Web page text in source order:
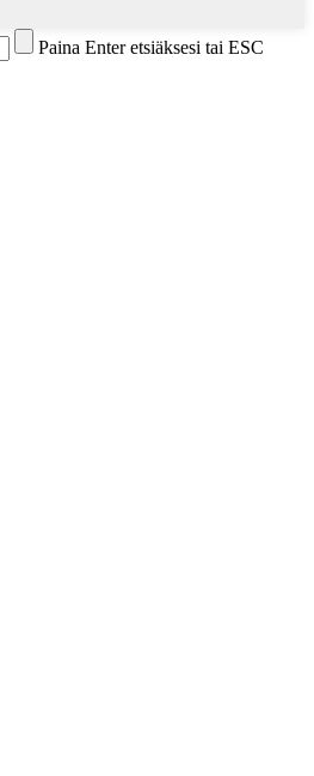
Paina Enter etsiäksesi tai ESC